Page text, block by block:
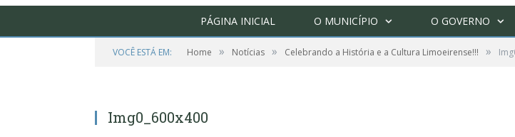
PÁGINA INICIAL O MUNICÍPIO O GOVERNO
VOCÊ ESTÁ EM: Home » Notícias » Celebrando a História e a Cultura Limoeirense!!! »
Img0_600x400